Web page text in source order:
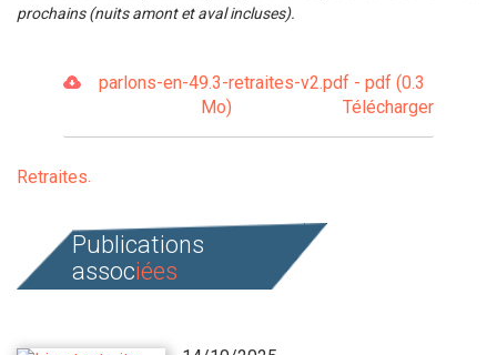
prochains (nuits amont et aval incluses).
parlons-en-49.3-retraites-v2.pdf - pdf (0.3
Mo)
Télécharger
Retraites
Publications
associées